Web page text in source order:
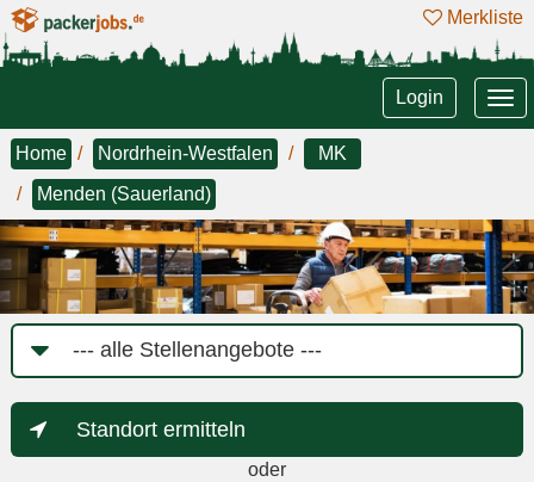
Merkliste
Login
Home Nordrhein-Westfalen
MK
Menden (Sauerland)
Job-
Kategorie
Standort ermitteln
oder